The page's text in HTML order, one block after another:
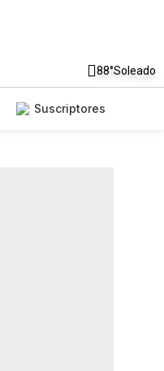
88°Soleado
Suscriptores